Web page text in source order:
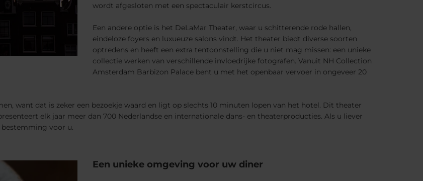
wordt afgesloten met een spectaculair kerstcircus.
Een andere optie is het DeLaMar Theater, waar u schitterende rode hallen,
eindeloze foyers en luxueuze salons vindt. Het theater biedt diverse soorten
optredens en heeft een extra tentoonstelling die u niet mag missen: een unieke
collectie werken van verschillende invloedrijke fotografen. Vanuit NH Collection
Amsterdam Barbizon Palace bent u met het openbaar vervoer in ongeveer 20
want dat is zeker een bezoekje waard en ligt op slechts 10 minuten lopen van het hotel. Dit theater
elk jaar meer dan 700 Nederlandse en internationale dans- en theaterproducties. Als u liever
voor u.
Een unieke omgeving voor uw diner